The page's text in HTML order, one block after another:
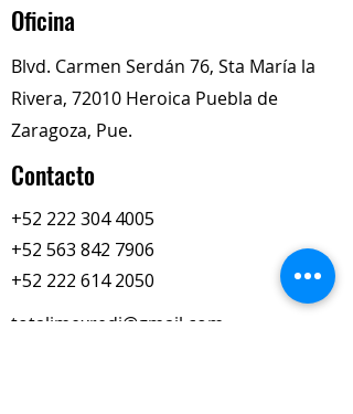
Oficina
Blvd. Carmen Serdán 76, Sta María la
Rivera, 72010 Heroica Puebla de
Zaragoza, Pue.
Contacto
+52 222 304 4005
+52 563 842 7906
+52 222 614 2050
totalimexredi@gmail.com